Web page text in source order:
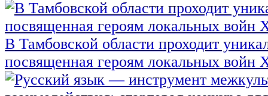
В Тамбовской области проходит
посвященная героям локальных войн